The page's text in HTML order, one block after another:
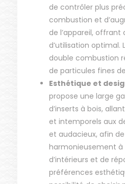
de contrôler plus
combustion et
de l’appareil,
d’utilisation optimal.
double combustion
de particules fines
Esthétique et
propose une large
d’inserts à bois,
et intemporels aux
et audacieux, afin
harmonieusement à
d’intérieurs et de
préférences